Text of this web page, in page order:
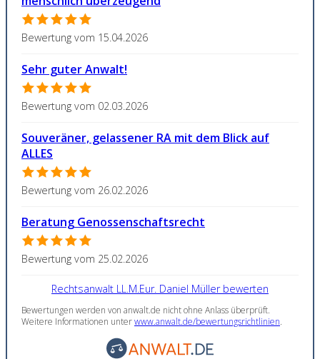
Bewertung vom 15.04.2026
Sehr guter Anwalt!
Bewertung vom 02.03.2026
Souveräner, gelassener RA mit dem Blick auf
ALLES
Bewertung vom 26.02.2026
Beratung Genossenschaftsrecht
Bewertung vom 25.02.2026
Rechtsanwalt LL.M.Eur. Daniel Müller bewerten
Bewertungen werden von anwalt.de nicht ohne Anlass überprüft.
Weitere Informationen unterwww.anwalt.de/bewertungsrichtlinien.